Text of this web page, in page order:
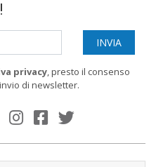
privacy, presto il consenso
di newsletter.